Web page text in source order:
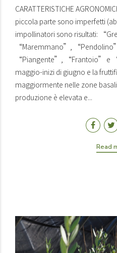
CARATTERISTICHE
piccola parte sono imperfetti
impollinatori sono risultati:
“Maremmano”,
“Piangente”, “Frantoio” e
maggio-inizi di giugno e la
maggiormente nelle zone
produzione è elevata e...
Read